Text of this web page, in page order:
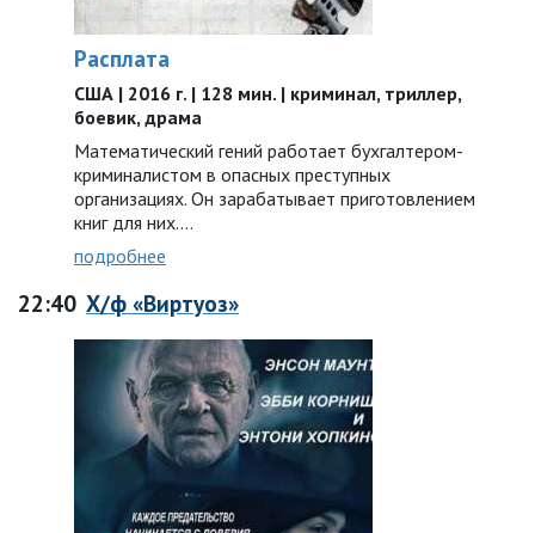
Расплата
США | 2016 г. | 128 мин. | криминал, триллер,
боевик, драма
Математический гений работает бухгалтером-
криминалистом в опасных преступных
организациях. Он зарабатывает приготовлением
книг для них.…
подробнее
22:40 Х/ф «Виртуоз»